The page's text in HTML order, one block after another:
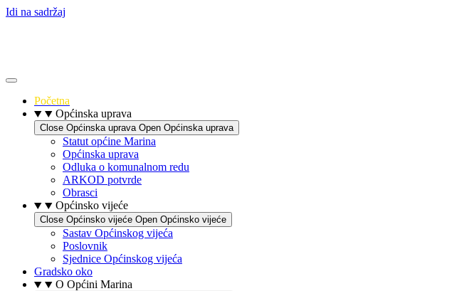
Idi na sadržaj
Početna
Općinska uprava
Close Općinska uprava Open Općinska uprava
Statut općine Marina
Općinska uprava
Odluka o komunalnom redu
ARKOD potvrde
Obrasci
Općinsko vijeće
Close Općinsko vijeće Open Općinsko vijeće
Sastav Općinskog vijeća
Poslovnik
Sjednice Općinskog vijeća
Gradsko oko
O Općini Marina